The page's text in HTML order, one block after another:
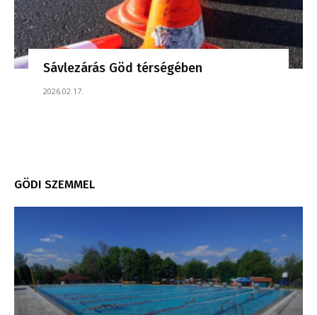
Sávlezárás Göd térségében
2026.02.17.
GÖDI SZEMMEL